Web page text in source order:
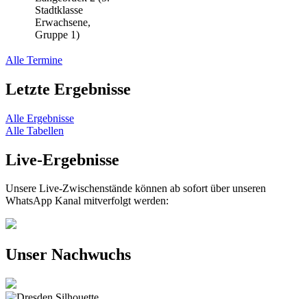
Stadtklasse
Erwachsene,
Gruppe 1)
Alle Termine
Letzte Ergebnisse
Alle Ergebnisse
Alle Tabellen
Live-Ergebnisse
Unsere Live-Zwischenstände können ab sofort über unseren
WhatsApp Kanal mitverfolgt werden:
Unser Nachwuchs